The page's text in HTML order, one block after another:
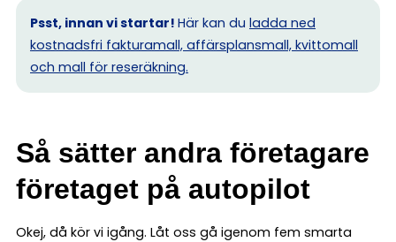
Psst, innan vi startar! Här kan du ladda ned
kostnadsfri fakturamall, affärsplansmall, kvittomall
och mall för reseräkning.
Så sätter andra företagare
företaget på autopilot
Okej, då kör vi igång. Låt oss gå igenom fem smarta